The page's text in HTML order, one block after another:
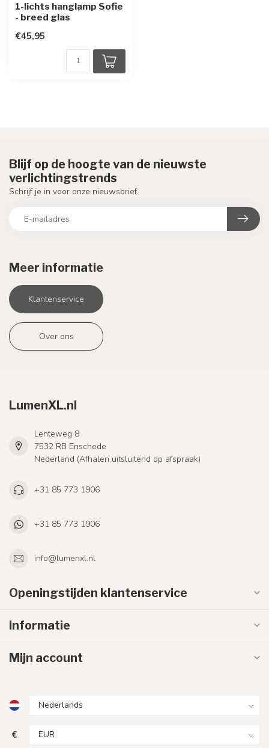
1-lichts hanglamp Sofie
- breed glas
€45,95
Meer informatie
Klantenservice
Over ons
Blijf op de hoogte van de nieuwste
verlichtingstrends
Schrijf je in voor onze nieuwsbrief.
LumenXL.nl
Lenteweg 8
7532 RB Enschede
Nederland (Afhalen uitsluitend op afspraak)
+31 85 773 1906
+31 85 773 1906
info@lumenxl.nl
Openingstijden klantenservice
Informatie
Mijn account
€